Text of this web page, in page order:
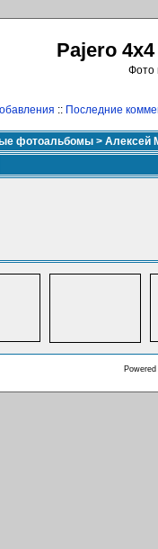
Pajero
Фото
:: Последние
фотоальбомы > Алексей